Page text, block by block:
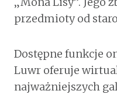
przedmioty od
Dostępne funkcje
Luwr oferuje
najważniejszych